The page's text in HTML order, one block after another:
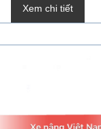
Xem chi tiết